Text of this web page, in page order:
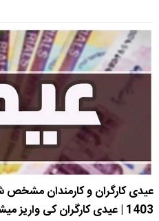
عیدی کارگران و کارمندان مشخص
1403 | عیدی کارگران کی واریز میشود؟